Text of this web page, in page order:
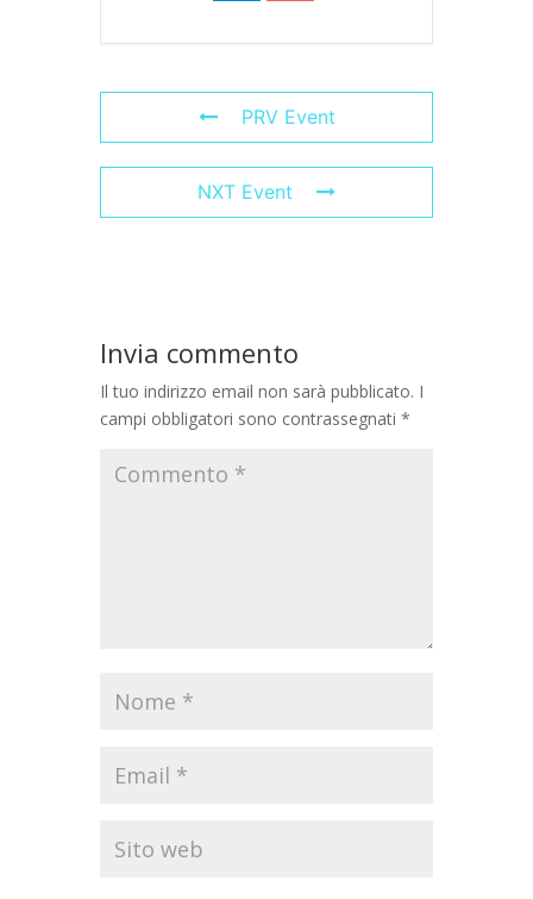
PRV Event
NXT Event
Invia commento
Il tuo indirizzo email non sarà pubblicato. I
campi obbligatori sono contrassegnati *